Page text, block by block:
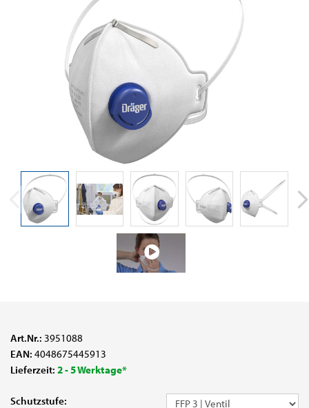
Art.Nr.: 3951088
EAN: 4048675445913
Lieferzeit: 2 - 5 Werktage*
Schutzstufe: